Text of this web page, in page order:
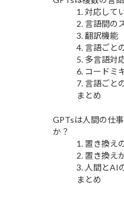
1. 対応して
2. 言語間の
3. 翻訳機能
4. 言語ごと
5. 多言語対
6. コードミ
7. 言語ごと
まとめ
GPTsは人間の仕
か？
1. 置き換え
2. 置き換え
3. 人間とAI
まとめ